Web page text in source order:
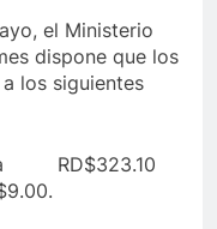
el Ministerio
dispone que los
los siguientes
a RD$323.10